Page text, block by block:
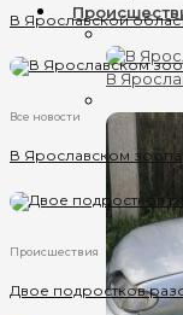
В
В Ярославской
Все новости
В Ярославском
Происшествия
Двое подростков